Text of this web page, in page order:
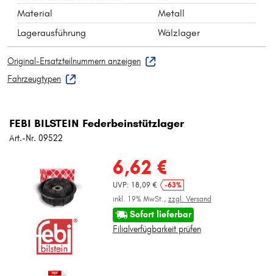
Material
Metall
Lagerausführung
Wälzlager
Original-Ersatzteilnummern anzeigen
Fahrzeugtypen
FEBI BILSTEIN Federbeinstützlager
Art.-Nr. 09522
6,62 €
UVP: 18,09 €
-63%
inkl. 19% MwSt., zzgl. Versand
Sofort lieferbar
Filialverfügbarkeit prüfen